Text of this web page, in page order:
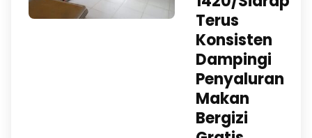
Terus
Konsisten
Dampingi
Penyaluran
Makan
Bergizi